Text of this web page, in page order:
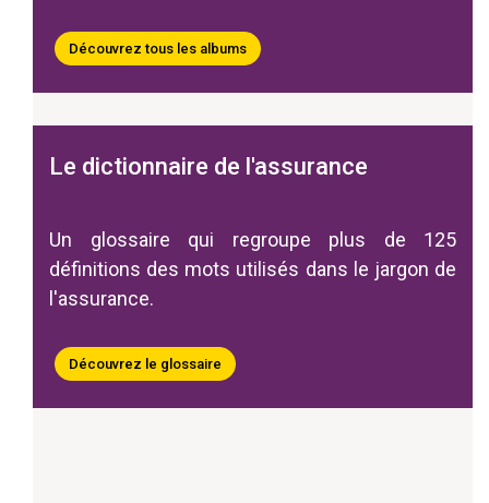
Découvrez tous les albums
Le dictionnaire de l'assurance
Un glossaire qui regroupe plus de 125
définitions des mots utilisés dans le jargon de
l'assurance.
Découvrez le glossaire